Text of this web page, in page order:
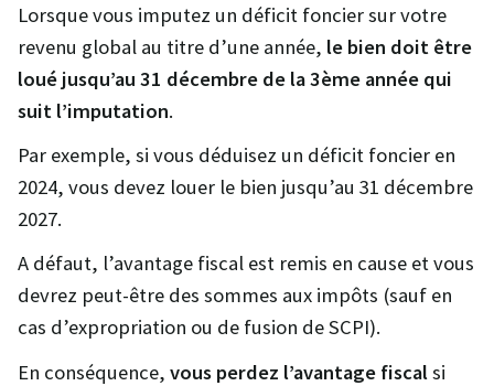
Lorsque vous imputez un déficit foncier sur votre
revenu global au titre d’une année, le bien doit être
loué jusqu’au 31 décembre de la 3ème année qui
suit l’imputation.
Par exemple, si vous déduisez un déficit foncier en
2024, vous devez louer le bien jusqu’au 31 décembre
2027.
A défaut, l’avantage fiscal est remis en cause et vous
devrez peut-être des sommes aux impôts (sauf en
cas d’expropriation ou de fusion de SCPI).
En conséquence, vous perdez l’avantage fiscalsi